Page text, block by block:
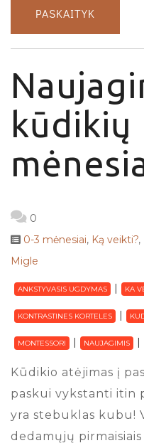
PASKAITYK
kūdikių
0
0-3 mėnesiai, Ką veikti?,
Migle
ANKSTYVASIS UGDYMAS KA
KONTRASTINES KORTELES
MONTESSORI NAUJAGIMIS
Kūdikio atėjimas į
paskui vykstanti itin
yra stebuklas kubu!
dedamųjų pirmaisiais